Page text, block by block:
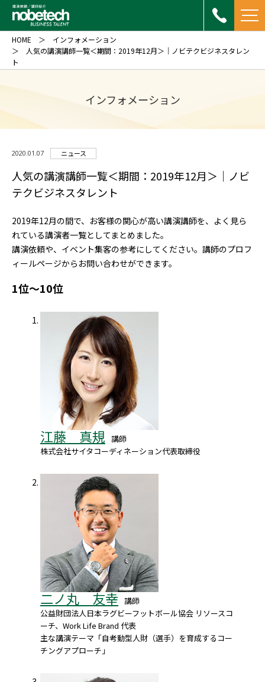
インフォメーション
HOME
インフォメーション
人気の講演講師一覧＜期間：2019年12月＞｜ノビテクビジネスタレン
ト
2020.01.07 ニュース
人気の講演講師一覧＜期間：2019年12月＞｜ノビ
テクビジネスタレント
2019年12月の間で、お客様の関心が高い講演講師を、よく見ら
れている講演者一覧としてまとめました。
講演依頼や、イベント集客の参考にしてください。講師のプロフ
ィールページからお問い合わせができます。
1位～10位
江藤 真規 講師
株式会社サイタコーディネーション代表取締役
二ノ丸 友幸 講師
公益財団法人日本ラグビーフットボール協会 リソースコ
ーチ、Work Life Brand 代表
主な講演テーマ「自考動型人財（選手）を育成するコー
チングアプローチ」